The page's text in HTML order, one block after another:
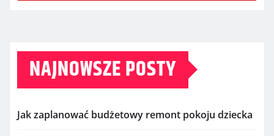
NAJNOWSZE POSTY
Jak zaplanować budżetowy remont pokoju dziecka